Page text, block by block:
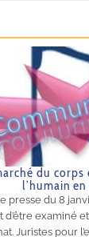
du
l’humain
presse du 8
d’être examiné
Juristes pour